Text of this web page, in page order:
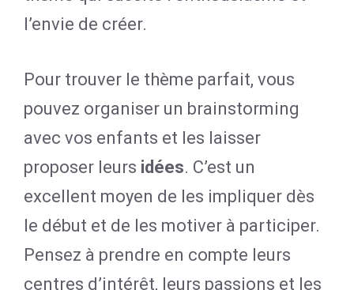
l’envie de créer.
Pour trouver le thème parfait, vous
pouvez organiser un brainstorming
avec vos enfants et les laisser
proposer leurs idées. C’est un
excellent moyen de les impliquer dès
le début et de les motiver à participer.
Pensez à prendre en compte leurs
centres d’intérêt, leurs passions et les